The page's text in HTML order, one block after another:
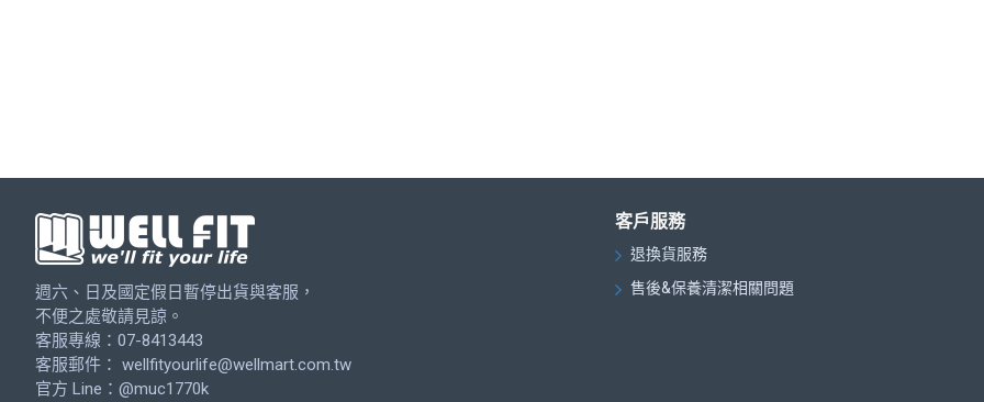
週六、日及國定假日暫停出貨與客服，
不便之處敬請見諒。
客服專線：07-8413443
客服郵件： wellfityourlife@wellmart.com.tw
官方 Line：@muc1770k
客戶服務
退換貨服務
售後&保養清潔相關問題